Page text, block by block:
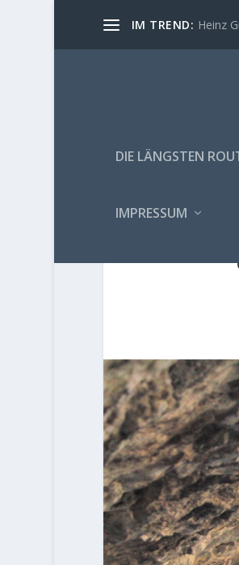
IM TREND: Heinz
DIE LÄNGSTEN
IMPRESSUM